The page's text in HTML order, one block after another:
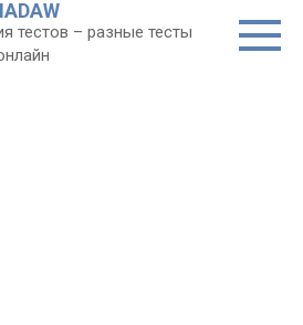
тестов – разные тесты